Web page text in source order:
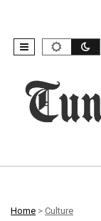
Home > Culture